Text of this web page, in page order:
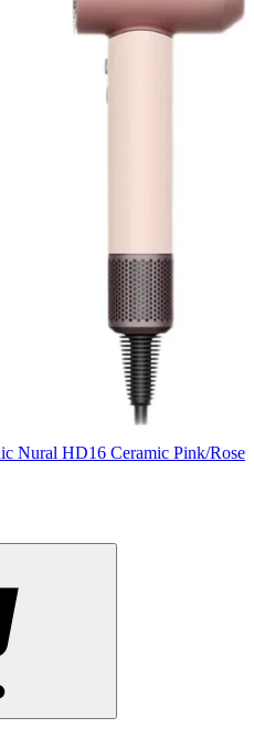
Nural HD16 Ceramic Pink/Rose